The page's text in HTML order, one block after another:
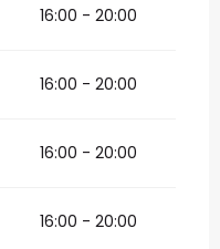
16:00 - 20:00
16:00 - 20:00
16:00 - 20:00
16:00 - 20:00